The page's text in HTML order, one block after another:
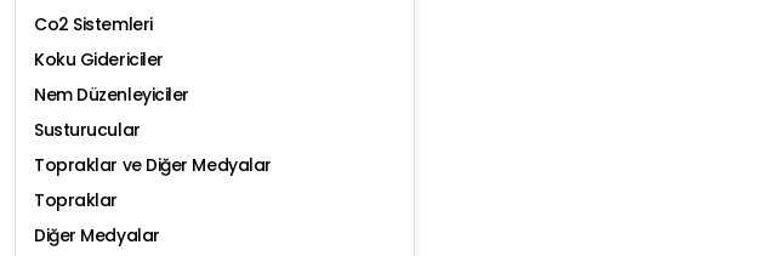
Co2 Sistemleri
Koku Gidericiler
Nem Düzenleyiciler
Susturucular
Topraklar ve Diğer Medyalar
Topraklar
Diğer Medyalar